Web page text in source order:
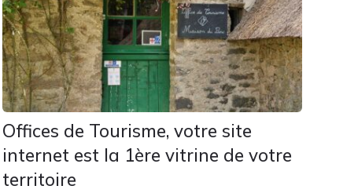
Offices de Tourisme, votre site
internet est la 1ère vitrine de votre
territoire